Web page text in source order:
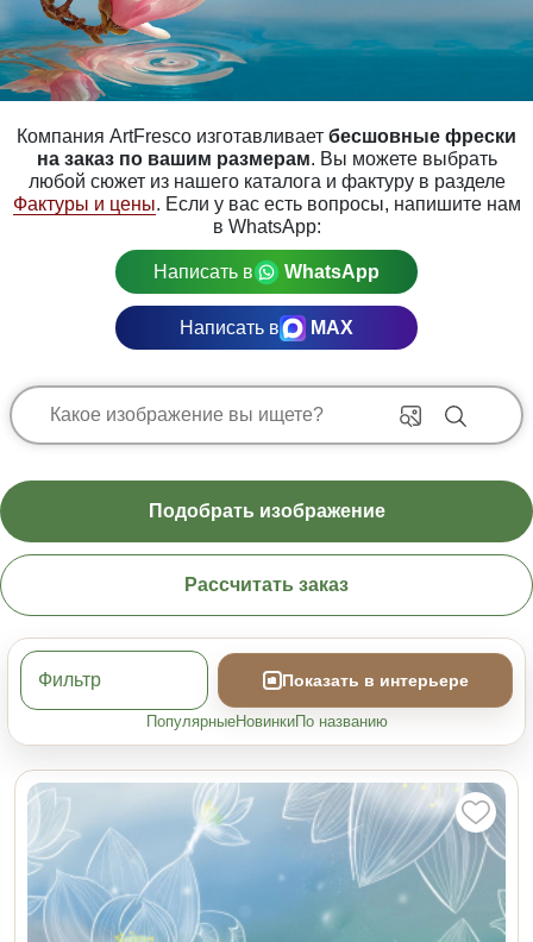
Компания ArtFresco изготавливает бесшовные фрески
на заказ по вашим размерам. Вы можете выбрать
любой сюжет из нашего каталога и фактуру в разделе
Фактуры и цены. Если у вас есть вопросы, напишите нам
в WhatsApp:
Написать в WhatsApp
Написать в MAX
Подобрать изображение
Рассчитать заказ
Фильтр Показать в интерьере
ПопулярныеНовинкиПо названию